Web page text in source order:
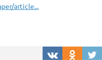
article...